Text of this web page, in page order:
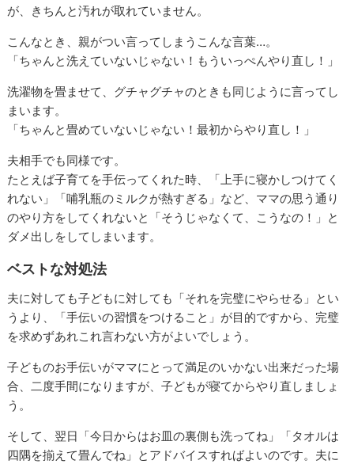
が、きちんと汚れが取れていません。
こんなとき、親がつい言ってしまうこんな言葉…。
「ちゃんと洗えていないじゃない！もういっぺんやり直し！」
洗濯物を畳ませて、グチャグチャのときも同じように言ってし
まいます。
「ちゃんと畳めていないじゃない！最初からやり直し！」
夫相手でも同様です。
たとえば子育てを手伝ってくれた時、「上手に寝かしつけてく
れない」「哺乳瓶のミルクが熱すぎる」など、ママの思う通り
のやり方をしてくれないと「そうじゃなくて、こうなの！」と
ダメ出しをしてしまいます。
ベストな対処法
夫に対しても子どもに対しても「それを完璧にやらせる」とい
うより、「手伝いの習慣をつけること」が目的ですから、完璧
を求めずあれこれ言わない方がよいでしょう。
子どものお手伝いがママにとって満足のいかない出来だった場
合、二度手間になりますが、子どもが寝てからやり直しましょ
う。
そして、翌日「今日からはお皿の裏側も洗ってね」「タオルは
四隅を揃えて畳んでね」とアドバイスすればよいのです。夫に